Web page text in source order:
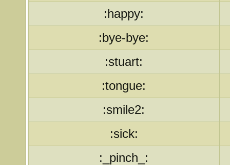
:happy:
:bye-bye:
:stuart:
:tongue:
:smile2:
:sick:
:_pinch_: